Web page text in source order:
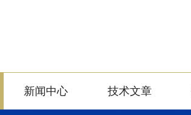
新闻中心 技术文章